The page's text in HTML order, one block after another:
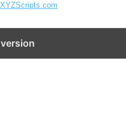
XYZScripts.com